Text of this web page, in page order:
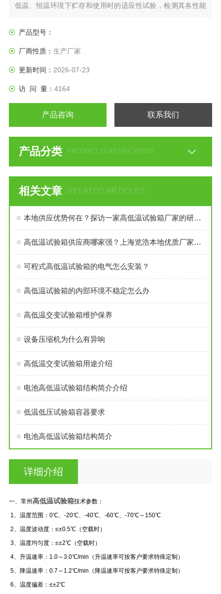
低温、恒温环境下贮存和使用时的适应性试验，检测其各性能
产品型号：
厂商性质： 生产厂家
更新时间： 2026-07-23
访 问 量： 4164
产品咨询 联系我们
产品分类 PRODUCT CLASSIFICATION
相关文章 RELATED ARTICLES
本地供应优势何在？探访一家高低温试验箱厂家的研产之道
高低温试验箱供应商哪家强？上海览浩本地优质厂家口碑推荐
可程式高低温试验箱的电气怎么安装？
高低温试验箱的内部环境不稳定怎么办
高低温交变试验箱维护保养
设备压缩机为什么有异响
高低温交变试验箱用途介绍
电池高低温试验箱结构简介介绍
低温低压试验箱容器要求
电池高低温试验箱结构简介
详细介绍
一、常州高低温试验箱技术参数：
1、温度范围：0℃、-20℃、-40℃、-60℃、-70℃～150℃
2、温度波动度：≤±0.5℃（空载时）
3、温度均匀度：≤±2℃（空载时）
4、升温速率：1.0～3.0℃/min（升温速率可按客户要求特殊定制）
5、降温速率：0.7～1.2℃/min（降温速率可按客户要求特殊定制）
6、温度偏差：≤±2℃